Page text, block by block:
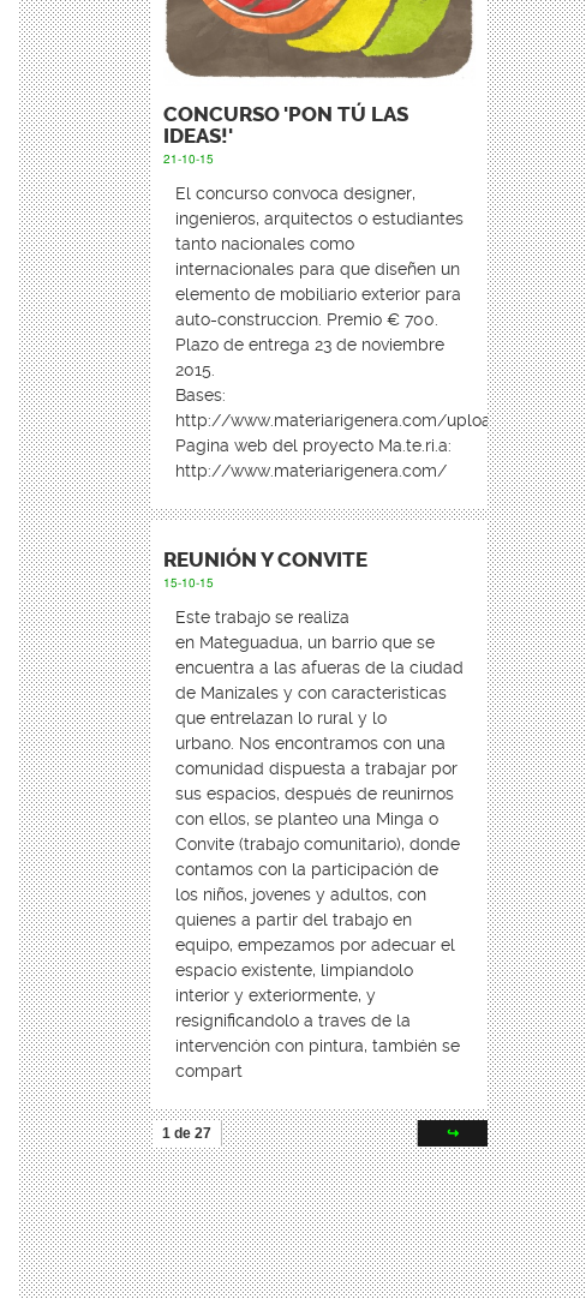
CONCURSO 'PON TÚ LAS
IDEAS!'
21-10-15
El concurso convoca designer,
ingenieros, arquitectos o estudiantes
tanto nacionales como
internacionales para que diseñen un
elemento de mobiliario exterior para
auto-construccion. Premio € 700.
Plazo de entrega 23 de noviembre
2015.
Bases:
http://www.materiarigenera.com/uploads/3/1/4/3/
Pagina web del proyecto Ma.te.ri.a:
http://www.materiarigenera.com/
REUNIÓN Y CONVITE
15-10-15
Este trabajo se realiza
en Mateguadua, un barrio que se
encuentra a las afueras de la ciudad
de Manizales y con caracteristicas
que entrelazan lo rural y lo
urbano. Nos encontramos con una
comunidad dispuesta a trabajar por
sus espacios, después de reunirnos
con ellos, se planteo una Minga o
Convite (trabajo comunitario), donde
contamos con la participación de
los niños, jovenes y adultos, con
quienes a partir del trabajo en
equipo, empezamos por adecuar el
espacio existente, limpiandolo
interior y exteriormente, y
resignificandolo a traves de la
intervención con pintura, también se
compart
1 de 27 ↪